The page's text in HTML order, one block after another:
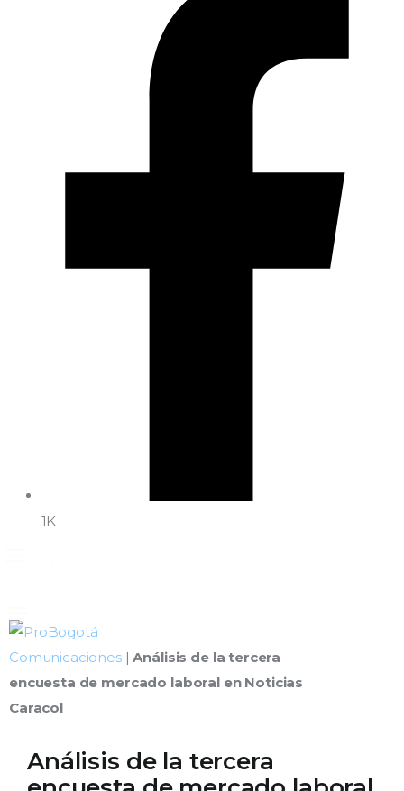
1K
Comunicaciones|Análisis de la tercera
encuesta de mercado laboral en Noticias
Caracol
Análisis de la tercera